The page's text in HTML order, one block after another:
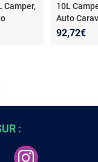
Camper,
10L
Auto
WC1194
92,72€
: